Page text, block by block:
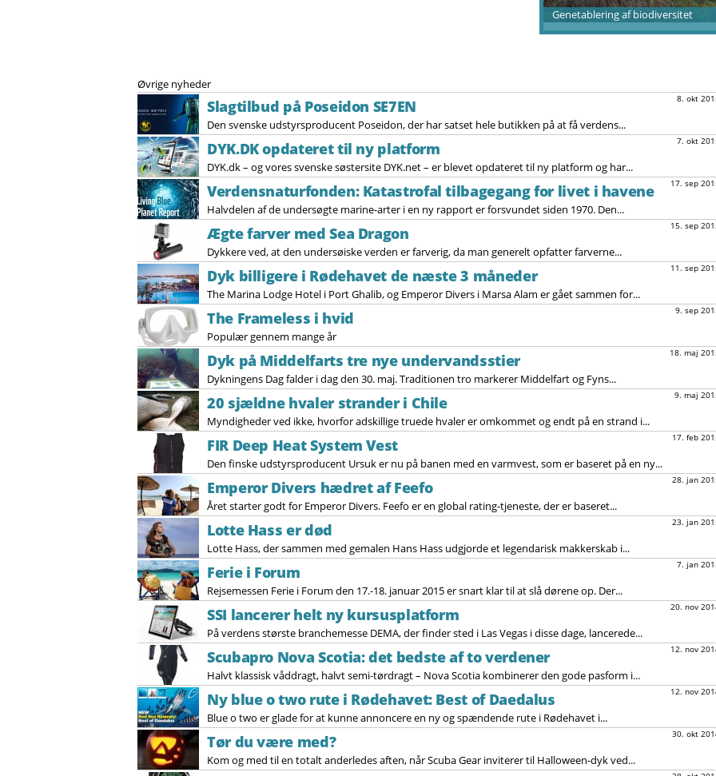
Genetablering af biodiversitet
Øvrige nyheder
8. okt
Slagtilbud på Poseidon SE7EN
Den svenske udstyrsproducent Poseidon, der har satset hele butikken på at få verdens...
7. okt
DYK.DK opdateret til ny platform
DYK.dk – og vores svenske søstersite DYK.net – er blevet opdateret til ny platform og har...
17. sep
Verdensnaturfonden: Katastrofal tilbagegang for livet i havene
Halvdelen af de undersøgte marine-arter i en ny rapport er forsvundet siden 1970. Den...
15. sep
Ægte farver med Sea Dragon
Dykkere ved, at den undersøiske verden er farverig, da man generelt opfatter farverne...
11. sep
Dyk billigere i Rødehavet de næste 3 måneder
The Marina Lodge Hotel i Port Ghalib, og Emperor Divers i Marsa Alam er gået sammen for...
9. sep
The Frameless i hvid
Populær gennem mange år
18. maj
Dyk på Middelfarts tre nye undervandsstier
Dykningens Dag falder i dag den 30. maj. Traditionen tro markerer Middelfart og Fyns...
9. maj
20 sjældne hvaler strander i Chile
Myndigheder ved ikke, hvorfor adskillige truede hvaler er omkommet og endt på en strand i...
17. feb
FIR Deep Heat System Vest
Den finske udstyrsproducent Ursuk er nu på banen med en varmvest, som er baseret på en ny...
28. jan
Emperor Divers hædret af Feefo
Året starter godt for Emperor Divers. Feefo er en global rating-tjeneste, der er baseret...
23. jan
Lotte Hass er død
Lotte Hass, der sammen med gemalen Hans Hass udgjorde et legendarisk makkerskab i...
7. jan
Ferie i Forum
Rejsemessen Ferie i Forum den 17.-18. januar 2015 er snart klar til at slå dørene op. Der...
20. nov
SSI lancerer helt ny kursusplatform
På verdens største branchemesse DEMA, der finder sted i Las Vegas i disse dage, lancerede...
12. nov
Scubapro Nova Scotia: det bedste af to verdener
Halvt klassisk våddragt, halvt semi-tørdragt – Nova Scotia kombinerer den gode pasform i...
12. nov
Ny blue o two rute i Rødehavet: Best of Daedalus
Blue o two er glade for at kunne annoncere en ny og spændende rute i Rødehavet i...
30. okt
Tør du være med?
Kom og med til en totalt anderledes aften, når Scuba Gear inviterer til Halloween-dyk ved...